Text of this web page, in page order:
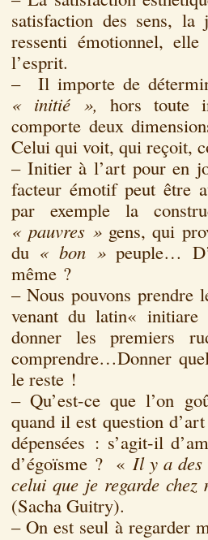
satisfaction des sens,
ressenti émotionnel,
l’esprit.
– Il importe de
« initié », hors toute
comporte deux
Celui qui voit, qui reçoit,
– Initier à l’art pour en
facteur émotif peut être
par exemple la
« pauvres » gens, qui
du « bon » peuple…
même ?
– Nous pouvons prendre
venant du latin«
donner les premiers
comprendre…Donner
le reste !
– Qu’est-ce que l’on
quand il est question
dépensées : s’agit-il
d’égoïsme ? « Il y a des
celui que je regarde
(Sacha Guitry).
– On est seul à regarder